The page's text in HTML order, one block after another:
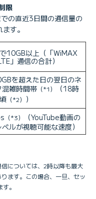
限
の直近3日間の通信量の
す。
10GB以上（「WiMAX
」通信の合計）
を超えた日の翌日のネ
混雑時間帯 （*1）
（18時
（*2） ）
（*3）
（YouTube動画の
ルが視聴可能な速度）
については、2時以降も最大
ます。この場合、一旦、セッ
。